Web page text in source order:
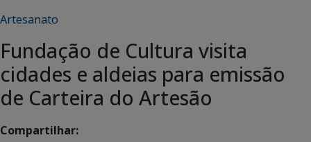
Artesanato
Fundação de Cultura visita
cidades e aldeias para emissão
de Carteira do Artesão
Compartilhar: